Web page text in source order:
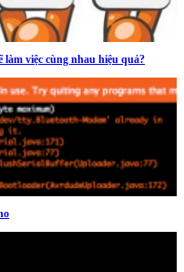
việc cùng nhau hiệu quả?